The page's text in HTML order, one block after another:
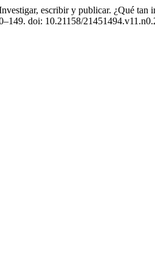
escribir y publicar. ¿Qué tan
doi: 10.21158/